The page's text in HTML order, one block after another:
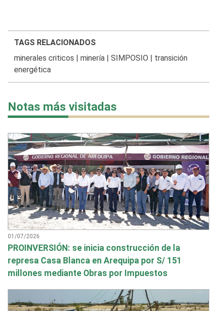
TAGS RELACIONADOS
minerales criticos
minería| SIMPOSIO
transición
energética
Notas más visitadas
01/07/2026
PROINVERSIÓN: se inicia construcción de la
represa Casa Blanca en Arequipa por S/ 151
millones mediante Obras por Impuestos